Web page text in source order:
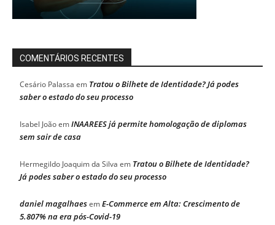
COMENTÁRIOS RECENTES
Cesário Palassa em Tratou o Bilhete de Identidade? Já podes
saber o estado do seu processo
Isabel JoãoemINAAREES já permite homologação de diplomas
sem sair de casa
Hermegildo Joaquim da Silva em Tratou o Bilhete de Identidade?
Já podes saber o estado do seu processo
daniel magalhaesemE-Commerce em Alta: Crescimento de
5.807% na era pós-Covid-19